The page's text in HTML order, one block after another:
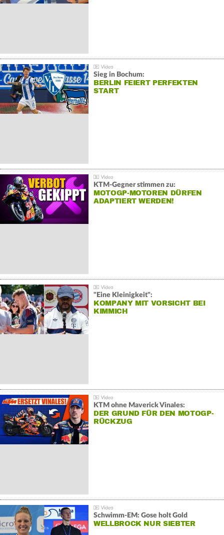
Sieg in Bochum:
BERLIN FEIERT PERFEKTEN
START
KTM-Gegner stimmen zu:
MOTOGP-MOTOREN DÜRFEN
ADAPTIERT WERDEN!
"Eine Kleinigkeit":
KOMPANY MIT VORSICHT BEI
KIMMICH
KTM ohne Maverick Vinales:
DER GRUND FÜR DEN MOTOGP-
RÜCKZUG
Schwimm-EM: Gose holt Gold
WELLBROCK NUR SIEBTER